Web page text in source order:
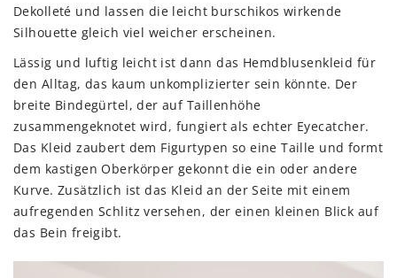
Dekolleté und lassen die leicht burschikos wirkende
Silhouette gleich viel weicher erscheinen.
Lässig und luftig leicht ist dann das Hemdblusenkleid für
den Alltag, das kaum unkomplizierter sein könnte. Der
breite Bindegürtel, der auf Taillenhöhe
zusammengeknotet wird, fungiert als echter Eyecatcher.
Das Kleid zaubert dem Figurtypen so eine Taille und formt
dem kastigen Oberkörper gekonnt die ein oder andere
Kurve. Zusätzlich ist das Kleid an der Seite mit einem
aufregenden Schlitz versehen, der einen kleinen Blick auf
das Bein freigibt.